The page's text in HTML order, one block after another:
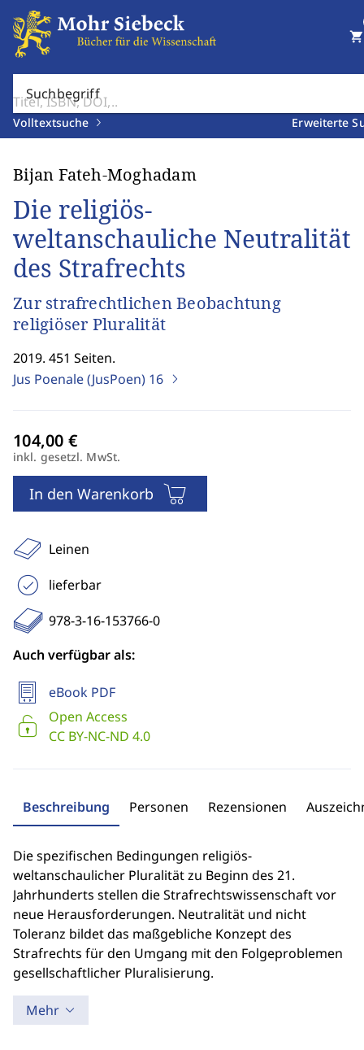
Suchbegriff
Volltextsuche Erweiterte
shopping_cart
Bijan Fateh-Moghadam
Die religiös-
weltanschauliche Neutralität
des Strafrechts
Zur strafrechtlichen Beobachtung
religiöser Pluralität
2019. 451 Seiten.
Jus Poenale (JusPoen) 16
inkl. gesetzl. MwSt.
In den Warenkorb
Leinen
lieferbar
978-3-16-153766-0
Auch verfügbar als:
eBook PDF
Open Access
CC BY-NC-ND 4.0
Beschreibung Personen Rezensionen
Die spezifischen Bedingungen religiös-
weltanschaulicher Pluralität zu Beginn des 21.
Jahrhunderts stellen die Strafrechtswissenschaft vor
neue Herausforderungen. Neutralität und nicht
Toleranz bildet das maßgebliche Konzept des
Strafrechts für den Umgang mit den Folgeproblemen
gesellschaftlicher Pluralisierung.
Mehr